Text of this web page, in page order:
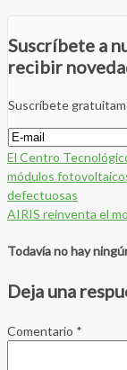
Suscríbete a
recibir
Suscríbete
El Centro
módulos
defectuosas
AIRIS reinventa el
Todavía no hay
Deja una
Comentario *